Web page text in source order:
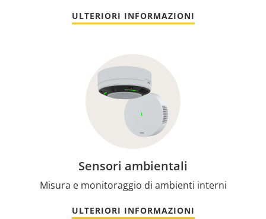
ULTERIORI INFORMAZIONI
Sensori ambientali
Misura e monitoraggio di ambienti interni
ULTERIORI INFORMAZIONI